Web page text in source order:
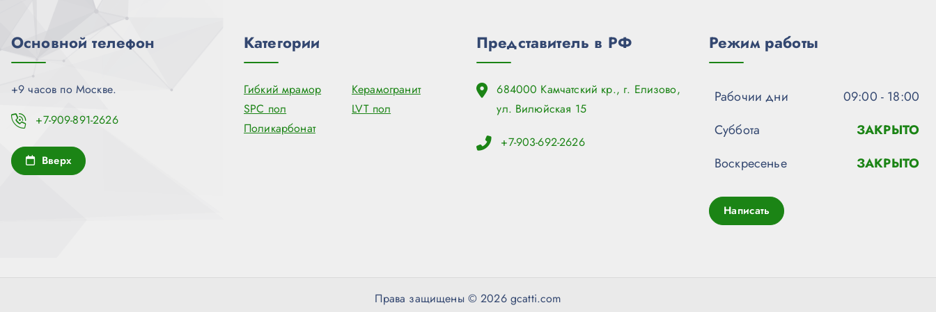
Основной телефон
+9 часов по Москве.
+7-909-891-2626
Вверх
Категории
Гибкий мрамор
Керамогранит
SPC пол
LVT пол
Поликарбонат
Представитель в РФ
684000 Камчатский кр., г. Елизово,
ул. Вилюйская 15
+7-903-692-2626
Режим работы
Рабочии дни
09:00 - 18:00
Суббота
ЗАКРЫТО
Воскресенье
ЗАКРЫТО
Написать
Права защищены © 2026 gcatti.com